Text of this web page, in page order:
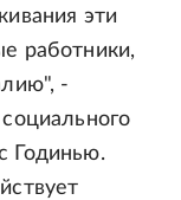
эти
работники,
-
Годинью.